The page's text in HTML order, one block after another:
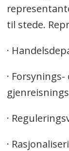
til stede.
·
· Forsynings-
·
·